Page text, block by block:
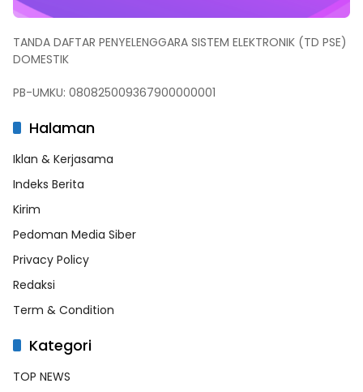
TANDA DAFTAR PENYELENGGARA SISTEM ELEKTRONIK (TD PSE)
DOMESTIK
PB-UMKU: 080825009367900000001
Halaman
Iklan & Kerjasama
Indeks Berita
Kirim
Pedoman Media Siber
Privacy Policy
Redaksi
Term & Condition
Kategori
TOP NEWS